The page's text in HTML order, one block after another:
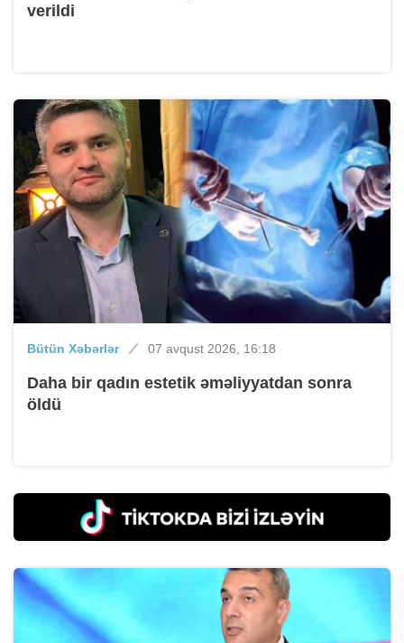
verildi
Bütün Xəbərlər 07 avqust 2026, 16:18
Daha bir qadın estetik əməliyyatdan sonra
öldü